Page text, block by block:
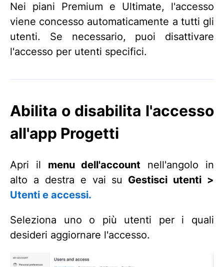
Nei piani Premium e Ultimate, l'accesso
viene concesso automaticamente a tutti gli
utenti. Se necessario, puoi disattivare
l'accesso per utenti specifici.
Abilita o disabilita l'accesso
all'app Progetti
Apri il menu dell'account nell'angolo in
alto a destra e vai su Gestisci utenti >
Utenti e accessi.
Seleziona uno o più utenti per i quali
desideri aggiornare l'accesso.